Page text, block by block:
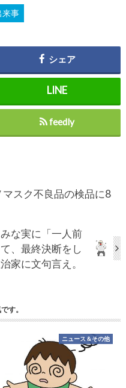
来事
シェア
feedly
スク不良品の検品に8
な実に「一人前
、最終決断をし
家に文句言え。
す。
ニュース＆その他